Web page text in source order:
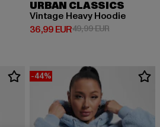
49,99 EUR
URBAN CLASSICS
Vintage Heavy Hoodie
36,99 EUR
Derzeitiger Preis: 36,99 EUR
49,99 EURAktionspreis:
-44%